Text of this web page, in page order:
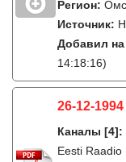
Регион:
Источник:
Добавил на
14:18:16)
26-12-
Каналы [4]:
Eesti